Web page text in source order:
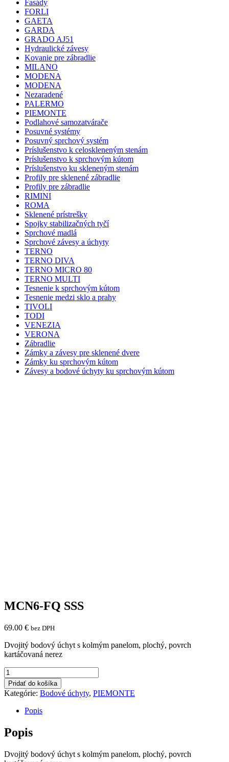
Fasády
FORLI
GAETA
GARDA
GRADO AJ51
Hydraulické závesy
Kovanie pre zábradlie
MILANO
MODENA
MODENA
Nezaradené
PALERMO
PIEMONTE
Podlahové samozatvárače
Posuvné systémy
Posuvný sprchový systém
Príslušenstvo k celoskleneným stenám
Príslušenstvo k sprchovým kútom
Príslušenstvo ku skleneným stenám
Profily pre sklenené zábradlie
Profily pre zábradlie
RIMINI
ROMA
Sklenené prístrešky
Spojky stabilizačných tyčí
Sprchové madlá
Sprchové závesy a úchyty
TERNO
TERNO DIVA
TERNO MICRO 80
TERNO MULTI
Tesnenie k sprchovým kútom
Tesnenie medzi sklo a prahy
TIVOLI
TODI
VENEZIA
VERONA
Zábradlie
Zámky a závesy pre sklenené dvere
Zámky ku sprchovým kútom
Závesy a bodové úchyty ku sprchovým kútom
MCN6-FQ SSS
69.00 € bez DPH
Dvojitý bodový úchyt s kolmým panelom, plochý, povrch
kartáčovaná nerez
množstvo
MCN6-
FQ
SSS
Pridať do košíka
Kategórie: Bodové úchyty, PIEMONTE
Popis
Popis
Dvojitý bodový úchyt s kolmým panelom, plochý, povrch